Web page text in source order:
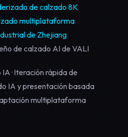
de calzado 8K
multiplataforma
de Zhejiang
de calzado AI de VALI
· Iteración rápida de
IA y presentación basada
multiplataforma